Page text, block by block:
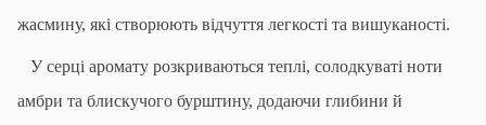
жасмину, які створюють відчуття легкості та вишуканості.
У серці аромату розкриваються теплі, солодкуваті ноти
амбри та блискучого бурштину, додаючи глибини й